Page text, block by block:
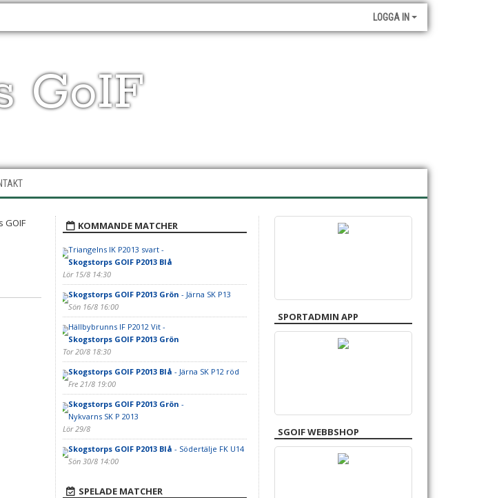
LOGGA IN
GoIF
KOMMANDE MATCHER
Triangelns IK P2013 svart -
Skogstorps GOIF P2013 Blå
Lör 15/8 14:30
Skogstorps GOIF P2013 Grön - Järna SK P13
Sön 16/8 16:00
Hällbybrunns IF P2012 Vit -
Skogstorps GOIF P2013 Grön
Tor 20/8 18:30
Skogstorps GOIF P2013 Blå - Järna SK P12 röd
Fre 21/8 19:00
Skogstorps GOIF P2013 Grön -
Nykvarns SK P 2013
Lör 29/8
Skogstorps GOIF P2013 Blå - Södertälje FK U14
Sön 30/8 14:00
SPELADE MATCHER
SPORTADMIN APP
SGOIF WEBBSHOP